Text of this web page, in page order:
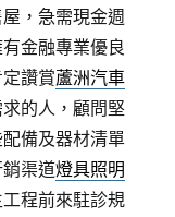
，急需現金週
金融專業優良
讚賞蘆洲汽車
的人，顧問堅
備及器材清單
渠道燈具照明
程前來駐診規